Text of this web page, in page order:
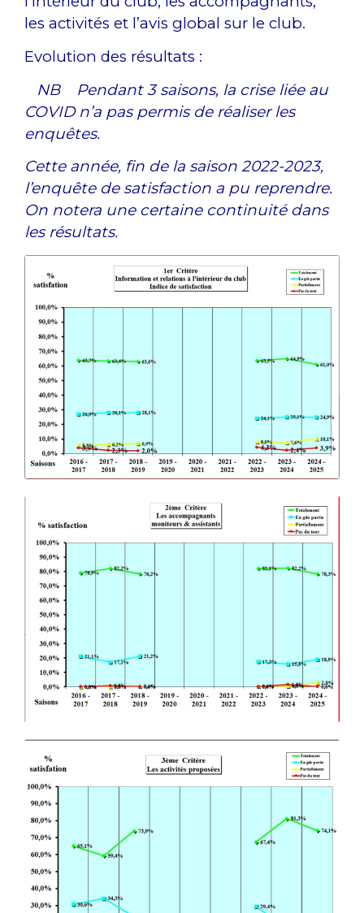
les activités et l’avis global sur le club.
Evolution des résultats :
NB Pendant 3 saisons, la crise liée au
COVID n’a pas permis de réaliser les
enquêtes.
Cette année, fin de la saison 2022-2023,
l’enquête de satisfaction a pu reprendre.
On notera une certaine continuité dans
les résultats.